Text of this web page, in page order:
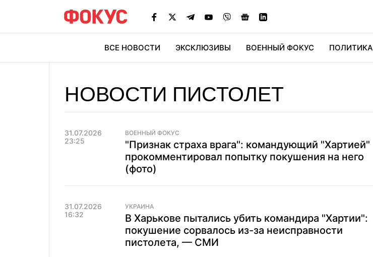
ВСЕ НОВОСТИ ЭКСКЛЮЗИВЫ ВОЕННЫЙ ФОКУС ПОЛИТИКА
НОВОСТИ ПИСТОЛЕТ
31.07.2026
23:25
ВОЕННЫЙ ФОКУС
"Признак страха врага": командующий "Хартией"
прокомментировал попытку покушения на него
(фото)
31.07.2026
16:32
УКРАИНА
В Харькове пытались убить командира "Хартии":
покушение сорвалось из-за неисправности
пистолета, — СМИ